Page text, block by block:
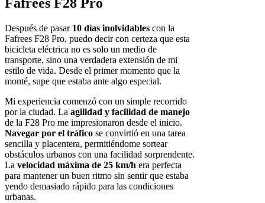
Fafrees F28 Pro
Después de pasar 10 días inolvidables con la
Fafrees F28 Pro, puedo decir con certeza que esta
bicicleta eléctrica no es solo un medio de
transporte, sino una verdadera extensión de mi
estilo de vida. Desde el primer momento que la
monté, supe que estaba ante algo especial.
Mi experiencia comenzó con un simple recorrido
por la ciudad. La agilidad y facilidad de manejo
de la F28 Pro me impresionaron desde el inicio.
Navegar por el tráfico se convirtió en una tarea
sencilla y placentera, permitiéndome sortear
obstáculos urbanos con una facilidad sorprendente.
La velocidad máxima de 25 km/h era perfecta
para mantener un buen ritmo sin sentir que estaba
yendo demasiado rápido para las condiciones
urbanas.